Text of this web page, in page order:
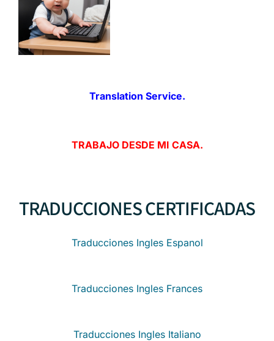
Translation Service.
TRABAJO DESDE MI CASA.
TRADUCCIONES CERTIFICADAS
Traducciones Ingles Espanol
Traducciones Ingles Frances
Traducciones Ingles Italiano